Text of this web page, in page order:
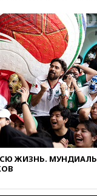
ЖИЗНЬ. МУНДИАЛЬ